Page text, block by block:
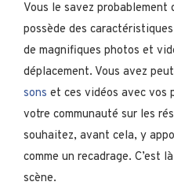
Vous le savez probablement
possède des
de magnifiques photos et
déplacement. Vous avez
sons et ces vidéos avec vos
votre communauté sur les
souhaitez, avant cela, y
comme un recadrage. C’est
scène.